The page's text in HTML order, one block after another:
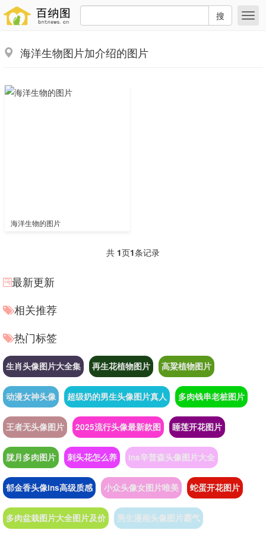
搜
海洋生物图片加介绍的图片
海洋生物的图片
共 1页1条记录
最新更新
相关推荐
热门标签
生肖头像图片大全集 再生花植物图片 高粱植物图片
动漫女神头像 超级奶的男生头像图片真人 多肉钱串老桩图片
王者无头像图片 2025流行头像最新款图 睡莲开花图片
胧月多肉图片 刺头花怎么养 ins辛普森头像图片大全
郁金香头像ins高级质感 小众头像女图片唯美 蛇蛋开花图片
多肉盆栽图片大全图片及价 男生漫画头像图片霸气